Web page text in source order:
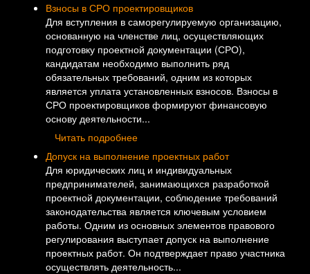
Взносы в СРО проектировщиков
Для вступления в саморегулируемую организацию,
основанную на членстве лиц, осуществляющих
подготовку проектной документации (СРО),
кандидатам необходимо выполнить ряд
обязательных требований, одним из которых
является уплата установленных взносов. Взносы в
СРО проектировщиков формируют финансовую
основу деятельности...
Читать подробнее
Допуск на выполнение проектных работ
Для юридических лиц и индивидуальных
предпринимателей, занимающихся разработкой
проектной документации, соблюдение требований
законодательства является ключевым условием
работы. Одним из основных элементов правового
регулирования выступает допуск на выполнение
проектных работ. Он подтверждает право участника
осуществлять деятельность...